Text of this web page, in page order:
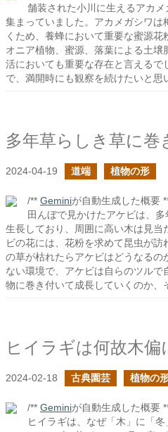
舗装された小川に生えるアカ
集まっていました。アカメガシワ
くため、養蜂において重要な蜜源
オニア植物、蜜源、落葉による土
活においても重要な存在と言えるで
で、満開時にも観察を続けたいと思
2024-04-19 道端 植物の形
/** Geminiが自動生成した概要
田んぼで見かけたアケビは、
生長しており、周囲に高い木は見当
ビの花には、花粉を求めて昆虫が
の草が枯れたらアケビはどうなる
ない環境で、アケビは自らのツル
物に巻き付いて成長していくのか、
ヒイラギは何故木偏
2024-02-18 古典園芸 植物の
/** Geminiが自動生成した概要
ヒイラギは、なぜ「木」に「